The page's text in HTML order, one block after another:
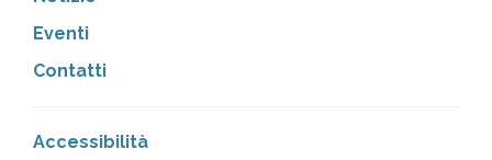
Eventi
Contatti
Accessibilità